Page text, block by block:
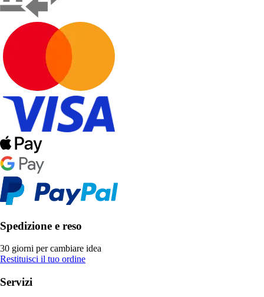
Spedizione e reso
30 giorni per cambiare idea
Restituisci il tuo ordine
Servizi